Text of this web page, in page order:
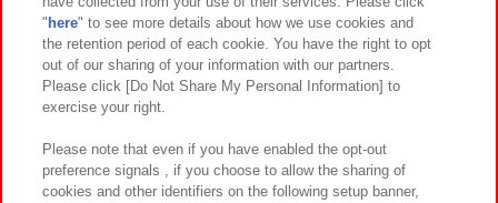
関連会社 サステナビリティ サイトポリシー
プライバシーポリシー ウェブアクセシビリティ方針と検証結果
お取引先さまとともに
カスタマーハラスメント対応方針 よくあるご質問・お問い合わせ
" here" to see more details about how we use cookies and
the retention period of each cookie. You have the right to opt
out of our sharing of your information with our partners.
Please click [Do Not Share My Personal Information] to
exercise your right.
Please note that even if you have enabled the opt-out
preference signals , if you choose to allow the sharing of
cookies and other identifiers on the following setup banner,